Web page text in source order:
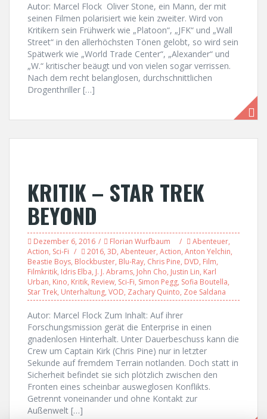
Autor: Marcel Flock Oliver Stone, ein Mann, der mit
seinen Filmen polarisiert wie kein zweiter. Wird von
Kritikern sein Frühwerk wie „Platoon“, „JFK“ und „Wall
Street“ in den allerhöchsten Tönen gelobt, so wird sein
Spätwerk wie „World Trade Center“, „Alexander“ und
„W.“ kritischer beäugt und von vielen sogar verrissen.
Nach dem recht belanglosen, durchschnittlichen
Drogenthriller […]
KRITIK – STAR TREK
BEYOND
Dezember 6, 2016 Florian Wurfbaum Abenteuer,
Action, Sci-Fi 2016, 3D, Abenteuer, Action, Anton Yelchin,
Beastie Boys, Blockbuster, Blu-Ray, Chris Pine, DVD, Film,
Filmkritik, Idris Elba, J. J. Abrams, John Cho, Justin Lin, Karl
Urban, Kino, Kritik, Review, Sci-Fi, Simon Pegg, Sofia Boutella,
Star Trek, Unterhaltung, VOD, Zachary Quinto, Zoe Saldana
Autor: Marcel Flock Zum Inhalt: Auf ihrer
Forschungsmission gerät die Enterprise in einen
gnadenlosen Hinterhalt. Unter Dauerbeschuss kann die
Crew um Captain Kirk (Chris Pine) nur in letzter
Sekunde auf fremdem Terrain notlanden. Doch statt in
Sicherheit befindet sie sich plötzlich zwischen den
Fronten eines scheinbar ausweglosen Konflikts.
Getrennt voneinander und ohne Kontakt zur
Außenwelt […]